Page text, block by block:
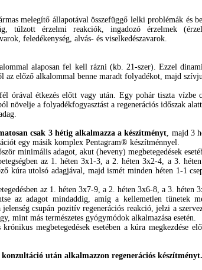
melegítő állapotával összefüggő lelki problémák és
túlzott érzelmi reakciók, ingadozó érzelmek
feledékenység, alvás- és viselkedészavarok.
alaposan fel kell rázni (kb. 21-szer). Ezzel
az előző alkalommal benne maradt folyadékot, majd
órával étkezés előtt vagy után. Egy pohár tiszta vízbe
növelje a folyadékfogyasztást a regenerációs időszak
csak 3 hétig alkalmazza a készítményt, majd 3
egy másik komplex Pentagram® készítménnyel.
minimális adagot, akut (heveny) megbetegedések
az 1. héten 3x1-3, a 2. héten 3x2-4, a 3.
kúra utolsó adagjával, majd ismét minden héten 1-1
az 1. héten 3x7-9, a 2. héten 3x6-8, a 3. héten
az adagot mindaddig, amíg a kellemetlen tünetek
csupán pozitív regenerációs reakció, jelzi a
mint más természetes gyógymódok alkalmazása esetén.
megbetegedések esetében a kúra megkezdése
konzultáció után alkalmazzon regenerációs készítményt.